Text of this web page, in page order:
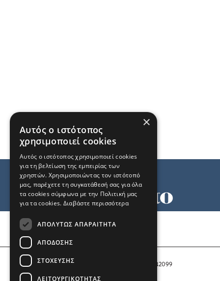
Αριθμός Πιστοποίησης Μ.Η.Τ. 242099
×
Αυτός ο ιστότοπος
χρησιμοποιεί cookies
Αυτός ο ιστότοπος χρησιμοποιεί cookies
για τη βελτίωση της εμπειρίας των
χρηστών. Χρησιμοποιώντας τον ιστότοπό
μας, παρέχετε τη συγκατάθεσή σας για όλα
τα cookies σύμφωνα με την Πολιτική μας
για τα cookies. Διαβάστε περισσότερα
ΑΠΟΛΎΤΩΣ ΑΠΑΡΑΊΤΗΤΑ
ΑΠΌΔΟΣΗΣ
ΣΤΌΧΕΥΣΗΣ
ΛΕΙΤΟΥΡΓΙΚΌΤΗΤΑΣ